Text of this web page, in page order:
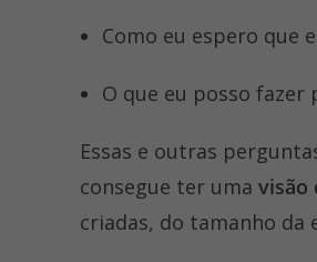
Como eu espero que
O que eu posso fazer
Essas e outras
consegue ter uma visão
criadas, do tamanho da